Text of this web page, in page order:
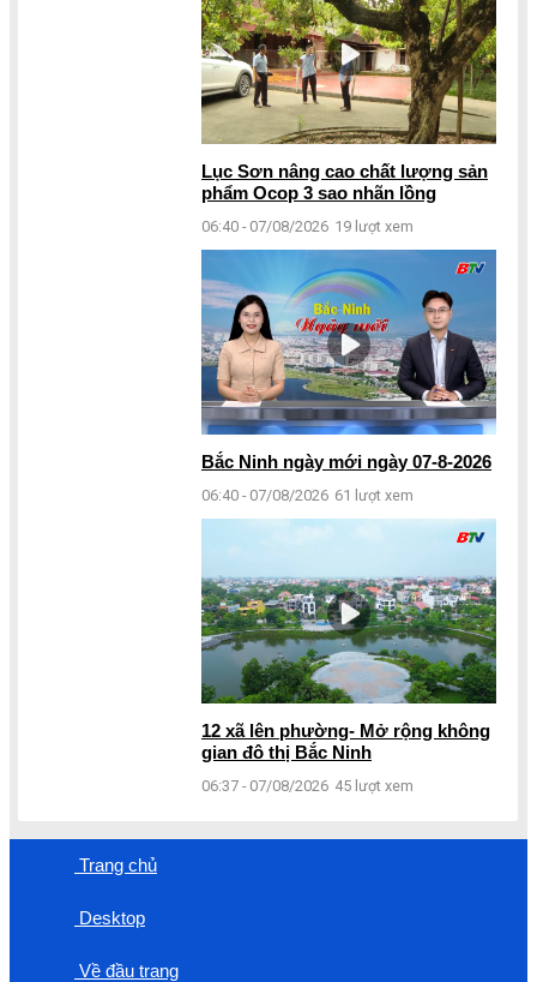
Lục Sơn nâng cao chất lượng sản
phẩm Ocop 3 sao nhãn lồng
06:40 - 07/08/2026 19 lượt xem
Bắc Ninh ngày mới ngày 07-8-2026
06:40 - 07/08/2026 61 lượt xem
12 xã lên phường- Mở rộng không
gian đô thị Bắc Ninh
06:37 - 07/08/2026 45 lượt xem
Trang chủ
Desktop
Về đầu trang